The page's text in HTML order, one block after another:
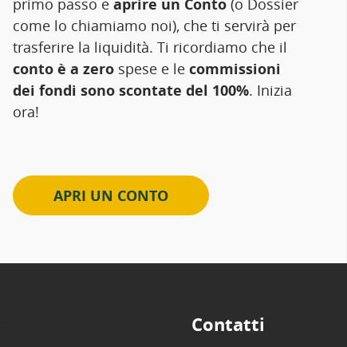
primo passo e aprire un Conto (o Dossier
come lo chiamiamo noi), che ti servirà per
trasferire la liquidità. Ti ricordiamo che il
conto è a zero spese e le commissioni
dei fondi sono scontate del 100%. Inizia
ora!
APRI UN CONTO
Contatti